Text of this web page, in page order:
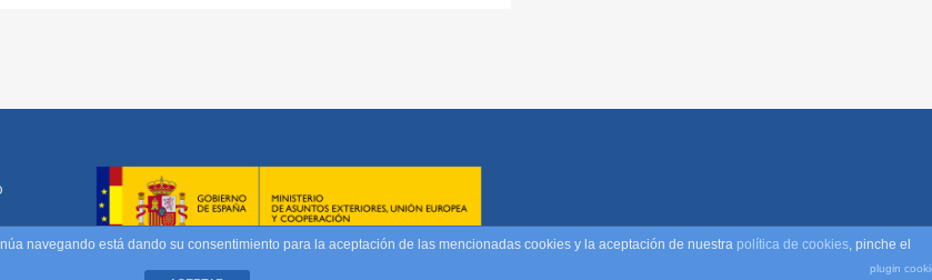
navegando está dando su consentimiento para la aceptación de las mencionadas cookies y la aceptación de nuestra política de cookies, pinche el
plugin